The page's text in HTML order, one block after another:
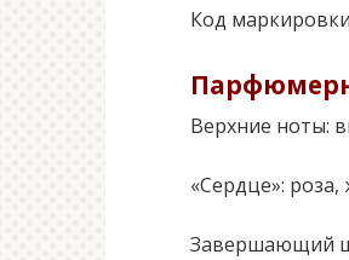
Код
Верхние ноты:
«Сердце»:
Завершающий